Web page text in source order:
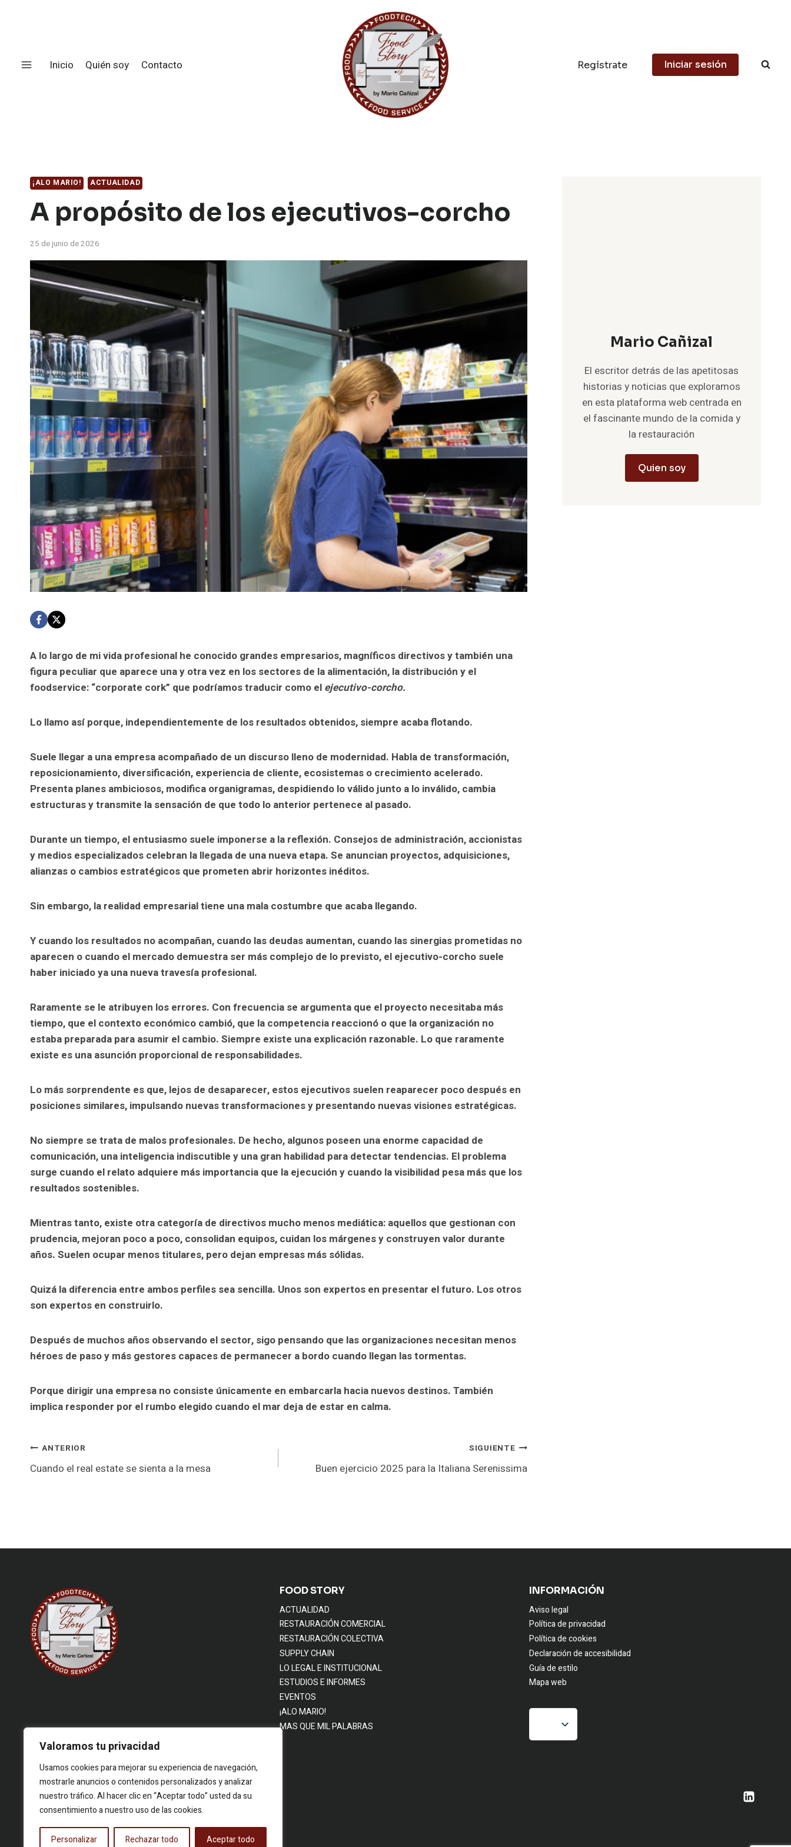
Valoramos tu privacidad
Usamos cookies para mejorar su experiencia de navegación,
mostrarle anuncios o contenidos personalizados y analizar
nuestro tráfico. Al hacer clic en “Aceptar todo” usted da su
consentimiento a nuestro uso de las cookies.
Personalizar Rechazar todo Aceptar todo
Inicio
Quién soy Contacto Regístrate Iniciar sesión
¡ALO MARIO! ACTUALIDAD
A propósito de los ejecutivos-corcho
25 de junio de 2026
A lo largo de mi vida profesional he conocido grandes empresarios, magníficos directivos y también una
figura peculiar que aparece una y otra vez en los sectores de la alimentación, la distribución y el
foodservice: “corporate cork” que podríamos traducir como el ejecutivo-corcho.
Lo llamo así porque, independientemente de los resultados obtenidos, siempre acaba flotando.
Suele llegar a una empresa acompañado de un discurso lleno de modernidad. Habla de transformación,
reposicionamiento, diversificación, experiencia de cliente, ecosistemas o crecimiento acelerado.
Presenta planes ambiciosos, modifica organigramas, despidiendo lo válido junto a lo inválido, cambia
estructuras y transmite la sensación de que todo lo anterior pertenece al pasado.
Durante un tiempo, el entusiasmo suele imponerse a la reflexión. Consejos de administración, accionistas
y medios especializados celebran la llegada de una nueva etapa. Se anuncian proyectos, adquisiciones,
alianzas o cambios estratégicos que prometen abrir horizontes inéditos.
Sin embargo, la realidad empresarial tiene una mala costumbre que acaba llegando.
Y cuando los resultados no acompañan, cuando las deudas aumentan, cuando las sinergias prometidas no
aparecen o cuando el mercado demuestra ser más complejo de lo previsto, el ejecutivo-corcho suele
haber iniciado ya una nueva travesía profesional.
Raramente se le atribuyen los errores. Con frecuencia se argumenta que el proyecto necesitaba más
tiempo, que el contexto económico cambió, que la competencia reaccionó o que la organización no
estaba preparada para asumir el cambio. Siempre existe una explicación razonable. Lo que raramente
existe es una asunción proporcional de responsabilidades.
Lo más sorprendente es que, lejos de desaparecer, estos ejecutivos suelen reaparecer poco después en
posiciones similares, impulsando nuevas transformaciones y presentando nuevas visiones estratégicas.
No siempre se trata de malos profesionales. De hecho, algunos poseen una enorme capacidad de
comunicación, una inteligencia indiscutible y una gran habilidad para detectar tendencias. El problema
surge cuando el relato adquiere más importancia que la ejecución y cuando la visibilidad pesa más que los
resultados sostenibles.
Mientras tanto, existe otra categoría de directivos mucho menos mediática: aquellos que gestionan con
prudencia, mejoran poco a poco, consolidan equipos, cuidan los márgenes y construyen valor durante
años. Suelen ocupar menos titulares, pero dejan empresas más sólidas.
Quizá la diferencia entre ambos perfiles sea sencilla. Unos son expertos en presentar el futuro. Los otros
son expertos en construirlo.
Después de muchos años observando el sector, sigo pensando que las organizaciones necesitan menos
héroes de paso y más gestores capaces de permanecer a bordo cuando llegan las tormentas.
Porque dirigir una empresa no consiste únicamente en embarcarla hacia nuevos destinos. También
implica responder por el rumbo elegido cuando el mar deja de estar en calma.
Navegación
ANTERIOR
Cuando el real estate se sienta a la mesa
SIGUIENTE
Buen ejercicio 2025 para la Italiana Serenissima
Mario Cañizal
El escritor detrás de las apetitosas
historias y noticias que exploramos
en esta plataforma web centrada en
el fascinante mundo de la comida y
la restauración
Quien soy
FOOD STORY
ACTUALIDAD
RESTAURACIÓN COMERCIAL
RESTAURACIÓN COLECTIVA
SUPPLY CHAIN
LO LEGAL E INSTITUCIONAL
ESTUDIOS E INFORMES
EVENTOS
¡ALO MARIO!
MAS QUE MIL PALABRAS
INFORMACIÓN
Aviso legal
Política de privacidad
Política de cookies
Declaración de accesibilidad
Guía de estilo
Mapa web
© 2026 Food Story, Todos los derechos reservados.Proyecto
editorial independiente. Las firmas corresponden a identidades
creativas bajo seudónimo. Contenidos elaborados a partir de
hechos reales y fuentes públicas.